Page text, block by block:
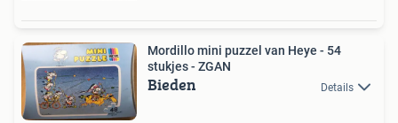
Mordillo mini puzzel van Heye - 54
stukjes - ZGAN
Bieden Details